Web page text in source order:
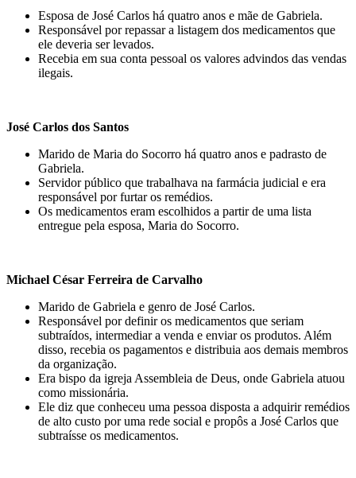
Esposa de José Carlos há quatro anos e mãe de Gabriela.
Responsável por repassar a listagem dos medicamentos que
ele deveria ser levados.
Recebia em sua conta pessoal os valores advindos das vendas
ilegais.
José Carlos dos Santos
Marido de Maria do Socorro há quatro anos e padrasto de
Gabriela.
Servidor público que trabalhava na farmácia judicial e era
responsável por furtar os remédios.
Os medicamentos eram escolhidos a partir de uma lista
entregue pela esposa, Maria do Socorro.
Michael César Ferreira de Carvalho
Marido de Gabriela e genro de José Carlos.
Responsável por definir os medicamentos que seriam
subtraídos, intermediar a venda e enviar os produtos. Além
disso, recebia os pagamentos e distribuia aos demais membros
da organização.
Era bispo da igreja Assembleia de Deus, onde Gabriela atuou
como missionária.
Ele diz que conheceu uma pessoa disposta a adquirir remédios
de alto custo por uma rede social e propôs a José Carlos que
subtraísse os medicamentos.